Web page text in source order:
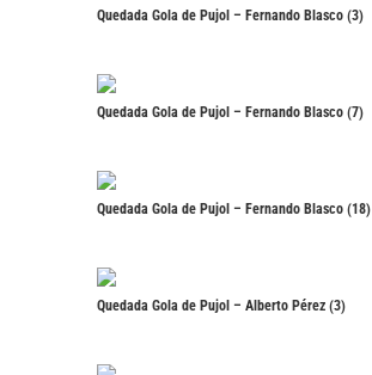
Quedada Gola de Pujol – Fernando Blasco (3)
Quedada Gola de Pujol – Fernando Blasco (7)
Quedada Gola de Pujol – Fernando Blasco (18)
Quedada Gola de Pujol – Alberto Pérez (3)